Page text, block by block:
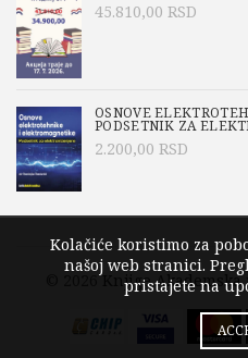
45.810,00 RSD
OSNOVE
PODSETNIK ZA
2.200,00 RSD
© 2026 Knjige Akademska
Kolačiće koristimo za
našoj web stranici.
pristajete na